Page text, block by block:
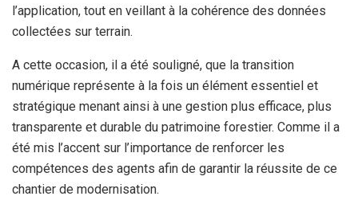
l’application, tout en veillant à la cohérence des données
collectées sur terrain.
A cette occasion, il a été souligné, que la transition
numérique représente à la fois un élément essentiel et
stratégique menant ainsi à une gestion plus efficace, plus
transparente et durable du patrimoine forestier. Comme il a
été mis l’accent sur l’importance de renforcer les
compétences des agents afin de garantir la réussite de ce
chantier de modernisation.